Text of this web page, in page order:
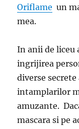
Oriflame un
mea.
In anii de
ingrijirea
diverse
intamplarilor
amuzante.
mascara si pe